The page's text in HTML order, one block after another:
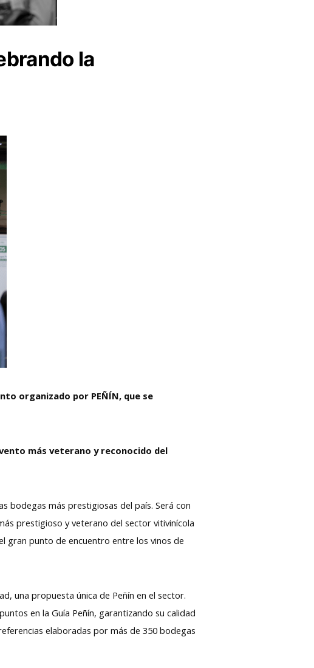
la
organizado por PEÑÍN, que se
más veterano y reconocido del
bodegas más prestigiosas del país. Será con
prestigioso y veterano del sector vitivinícola
gran punto de encuentro entre los vinos de
una propuesta única de Peñín en el sector.
en la Guía Peñín, garantizando su calidad
elaboradas por más de 350 bodegas